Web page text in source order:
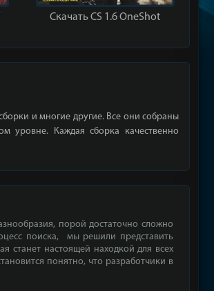
Скачать CS 1.6 OneShot
и многие другие. Все они собраны
уровне. Каждая сборка качественно
порой достаточно сложно
поиска, мы решили представить
станет настоящей находкой для всех
понятно, что разработчики в